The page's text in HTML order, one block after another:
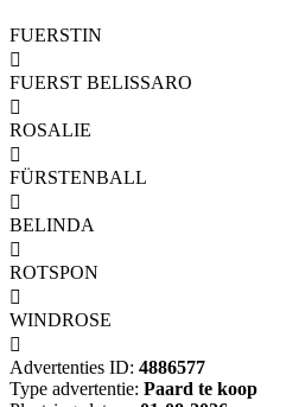
FUERSTIN

FUERST BELISSARO

ROSALIE

FÜRSTENBALL

BELINDA

ROTSPON

WINDROSE

Advertenties ID: 4886577
Type advertentie: Paard te koop